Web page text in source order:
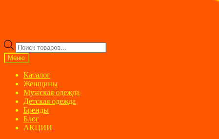
Поиск
товаров
Меню
Каталог
Женщины
Мужская одежда
Детская одежда
Бренды
Блог
АКЦИИ